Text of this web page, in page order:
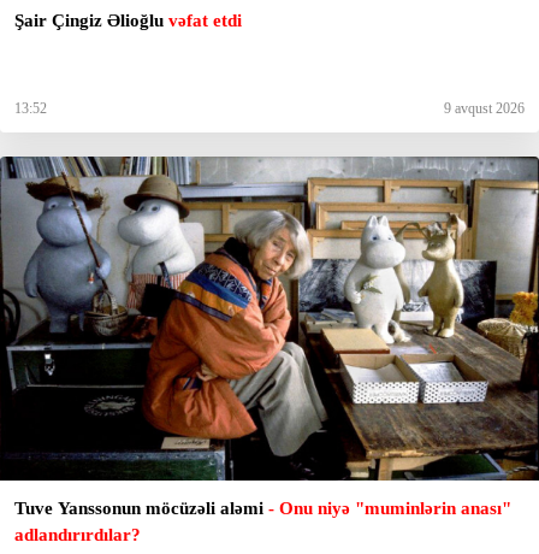
Şair Çingiz Əlioğlu vəfat etdi
13:52 9 avqust 2026
Tuve Yanssonun möcüzəli aləmi - Onu niyə "muminlərin anası"
adlandırırdılar?